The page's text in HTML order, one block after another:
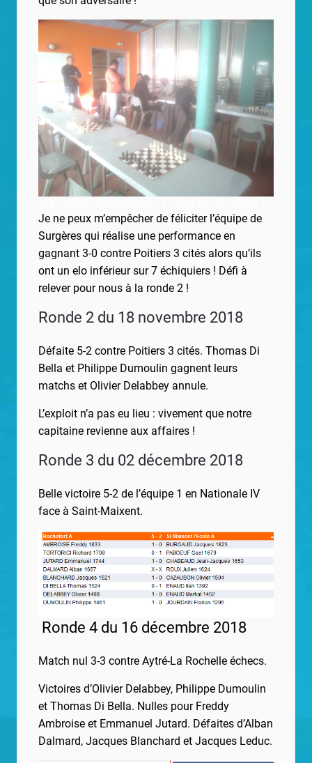
Je ne peux m’empêcher de féliciter l’équipe de
Surgères qui réalise une performance en
gagnant 3-0 contre Poitiers 3 cités alors qu’ils
ont un elo inférieur sur 7 échiquiers ! Défi à
relever pour nous à la ronde 2 !
Ronde 2 du 18 novembre 2018
Défaite 5-2 contre Poitiers 3 cités. Thomas Di
Bella et Philippe Dumoulin gagnent leurs
matchs et Olivier Delabbey annule.
L’exploit n’a pas eu lieu : vivement que notre
capitaine revienne aux affaires !
Ronde 3 du 02 décembre 2018
Belle victoire 5-2 de l’équipe 1 en Nationale IV
face à Saint-Maixent.
Ronde 4 du 16 décembre 2018
Match nul 3-3 contre Aytré-La Rochelle échecs.
Victoires d’Olivier Delabbey, Philippe Dumoulin
et Thomas Di Bella. Nulles pour Freddy
Ambroise et Emmanuel Jutard. Défaites d’Alban
Dalmard, Jacques Blanchard et Jacques Leduc.